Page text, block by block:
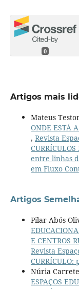
0
Artigos mais
Mateus
ONDE ESTÁ
, Revista
entre linhas
em Fluxo
Artigos
Pilar Abós
E CENTROS
Revista
Núria
ESPAÇOS